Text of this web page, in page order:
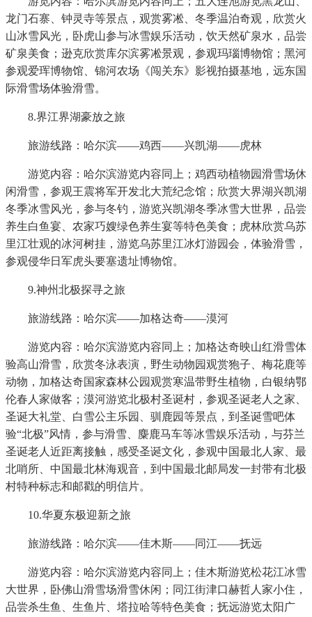
龙门石寨、钟灵寺等景点，观赏雾凇、冬季温泊奇观，欣赏火
山冰雪风光，卧虎山参与冰雪娱乐活动，饮天然矿泉水，品尝
矿泉美食；逊克欣赏库尔滨雾凇景观，参观玛瑙博物馆；黑河
参观爱珲博物馆、锦河农场《闯关东》影视拍摄基地，远东国
际滑雪场体验滑雪。
8.界江界湖豪放之旅
旅游线路：哈尔滨——鸡西——兴凯湖——虎林
游览内容：哈尔滨游览内容同上；鸡西动植物园滑雪场休
闲滑雪，参观王震将军开发北大荒纪念馆；欣赏大界湖兴凯湖
冬季冰雪风光，参与冬钓，游览兴凯湖冬季冰雪大世界，品尝
养生白鱼宴、农家巧嫂绿色养生宴等特色美食；虎林欣赏乌苏
里江壮观的冰河树挂，游览乌苏里江冰灯游园会，体验滑雪，
参观侵华日军虎头要塞遗址博物馆。
9.神州北极探寻之旅
旅游线路：哈尔滨——加格达奇——漠河
游览内容：哈尔滨游览内容同上；加格达奇映山红滑雪体
验高山滑雪，欣赏冬泳表演，野生动物园观赏狍子、梅花鹿等
动物，加格达奇国家森林公园观赏寒温带野生植物，白银纳鄂
伦春人家做客；漠河游览北极村圣诞村，参观圣诞老人之家、
圣诞大礼堂、白雪公主乐园、驯鹿园等景点，到圣诞雪吧体
验“北极”风情，参与滑雪、麋鹿马车等冰雪娱乐活动，与芬兰
圣诞老人近距离接触，感受圣诞文化，参观中国最北人家、最
北哨所、中国最北林海观音，到中国最北邮局发一封带有北极
村特种标志和邮戳的明信片。
10.华夏东极迎新之旅
旅游线路：哈尔滨——佳木斯——同江——抚远
游览内容：哈尔滨游览内容同上；佳木斯游览松花江冰雪
大世界，卧佛山滑雪场滑雪休闲；同江街津口赫哲人家小住，
品尝杀生鱼、生鱼片、塔拉哈等特色美食；抚远游览太阳广